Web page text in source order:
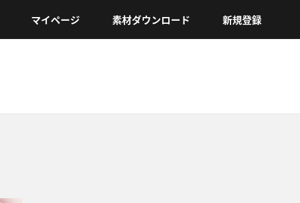
マイページ 素材ダウンロード 新規登録